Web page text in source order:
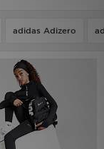
adidas Adizero